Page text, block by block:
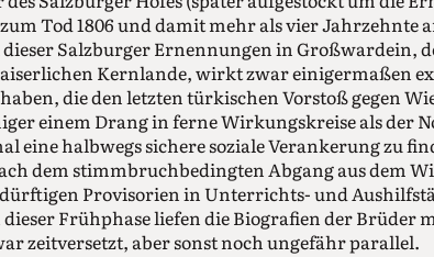
Tod 1806 und damit mehr als vier Jahrzehnte
Salzburger Ernennungen in Großwardein,
Kernlande, wirkt zwar einigermaßen
die den letzten türkischen Vorstoß gegen
einem Drang in ferne Wirkungskreise als der
eine halbwegs sichere soziale Verankerung zu
dem stimmbruchbedingten Abgang aus dem
Provisorien in Unterrichts- und
dieser Frühphase liefen die Biografien der Brüder
zeitversetzt, aber sonst noch ungefähr parallel.